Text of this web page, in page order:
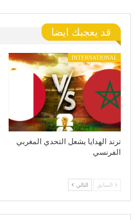
قد يعجبك ايضا
INTERNATIONAL
ترند الهدايا يشعل التحدي المغربي
الفرنسي
السابق التالي